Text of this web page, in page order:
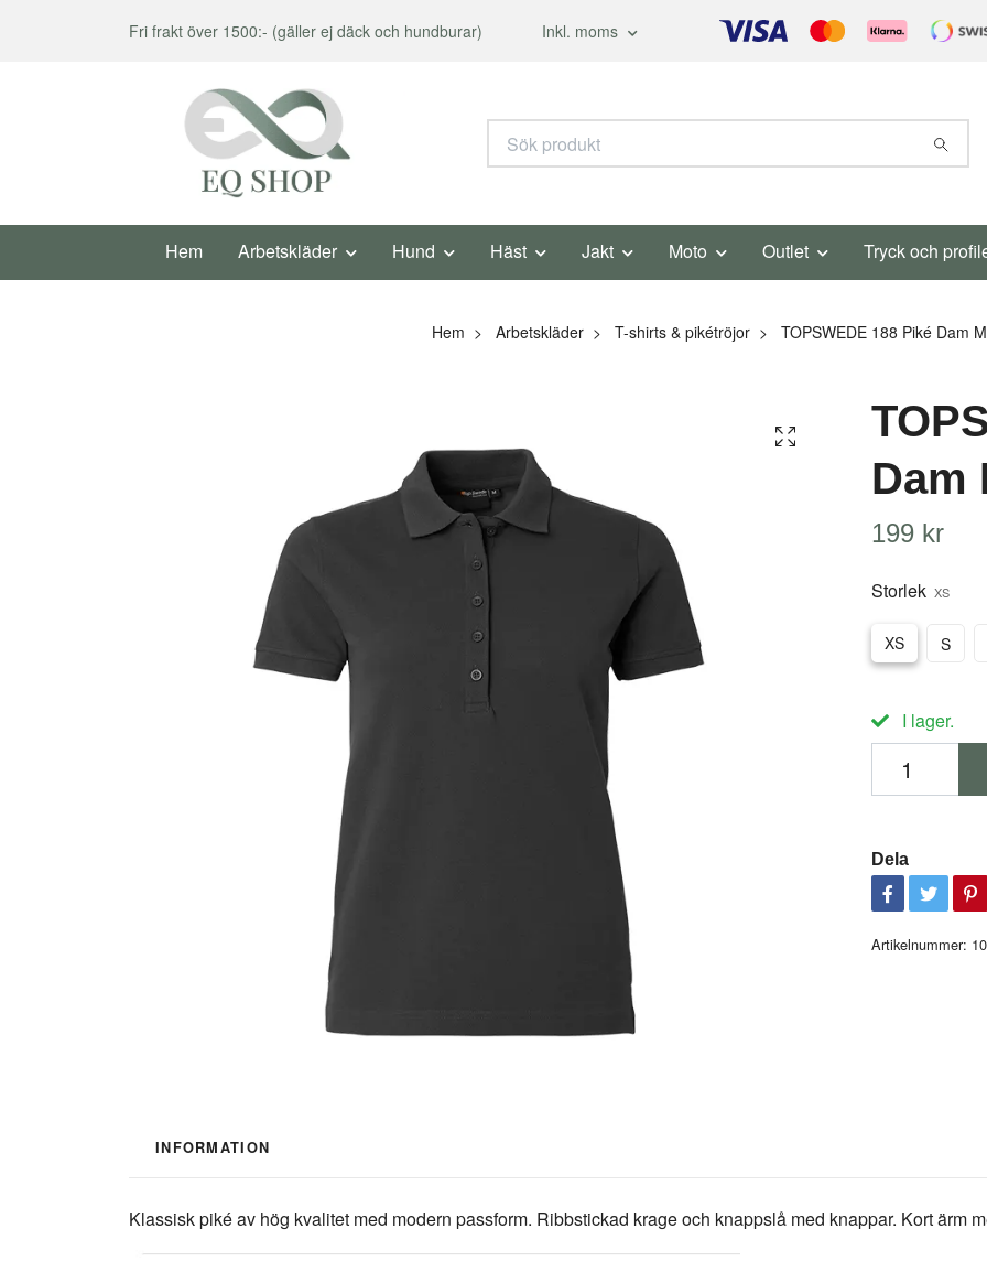
Fri frakt över 1500:- (gäller ej däck och hundburar) Inkl. moms
Hem Arbetskläder Hund Häst Jakt Moto Outlet Tryck och
Hem Arbetskläder T-shirts & pikétröjor TOPSWEDE 188 Piké Dam
Dam
199 kr
Storlek XS
XS S
I lager.
Dela
Artikelnummer:
INFORMATION
Klassisk piké av hög kvalitet med modern passform. Ribbstickad krage och knappslå med knappar. Kort ärm